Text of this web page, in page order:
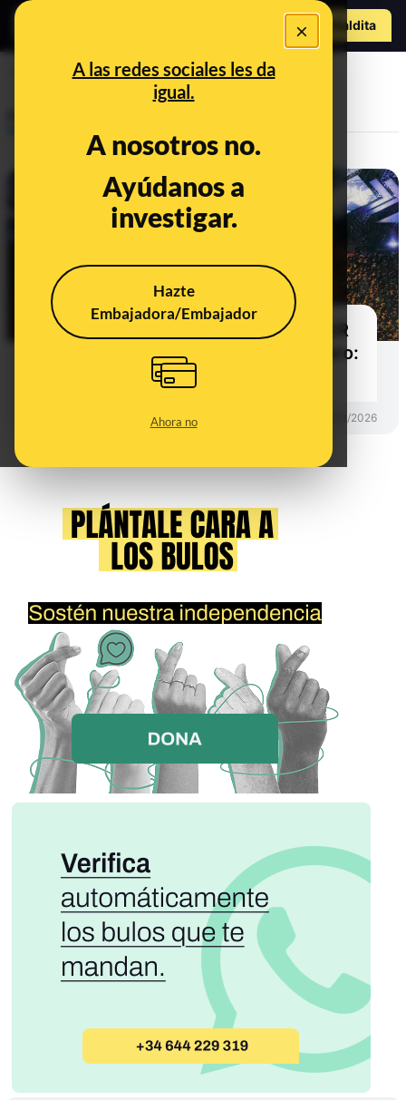
×
A las redes sociales les da
igual.
A nosotros no.
Ayúdanos a
investigar.
Hazte
Embajadora/Embajador
Ahora no
Hazte Maldita
festivales
Festivales vinculados al fondo KKR
y derecho de devolución del dinero:
preguntas y respuestas
12/03/2026